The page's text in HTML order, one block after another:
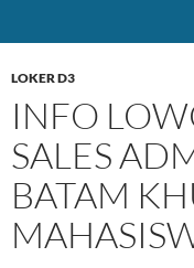
LOKER D3
INFO
SALES
BATAM